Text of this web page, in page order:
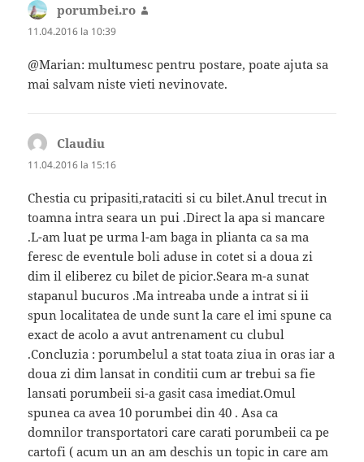
porumbei.ro
11.04.2016 la 10:39
@Marian: multumesc pentru postare, poate ajuta sa
mai salvam niste vieti nevinovate.
Claudiu
11.04.2016 la 15:16
Chestia cu pripasiti,rataciti si cu bilet.Anul trecut in
toamna intra seara un pui .Direct la apa si mancare
.L-am luat pe urma l-am baga in plianta ca sa ma
feresc de eventule boli aduse in cotet si a doua zi
dim il eliberez cu bilet de picior.Seara m-a sunat
stapanul bucuros .Ma intreaba unde a intrat si ii
spun localitatea de unde sunt la care el imi spune ca
exact de acolo a avut antrenament cu clubul
.Concluzia : porumbelul a stat toata ziua in oras iar a
doua zi dim lansat in conditii cum ar trebui sa fie
lansati porumbeii si-a gasit casa imediat.Omul
spunea ca avea 10 porumbei din 40 . Asa ca
domnilor transportatori care carati porumbeii ca pe
cartofi ( acum un an am deschis un topic in care am